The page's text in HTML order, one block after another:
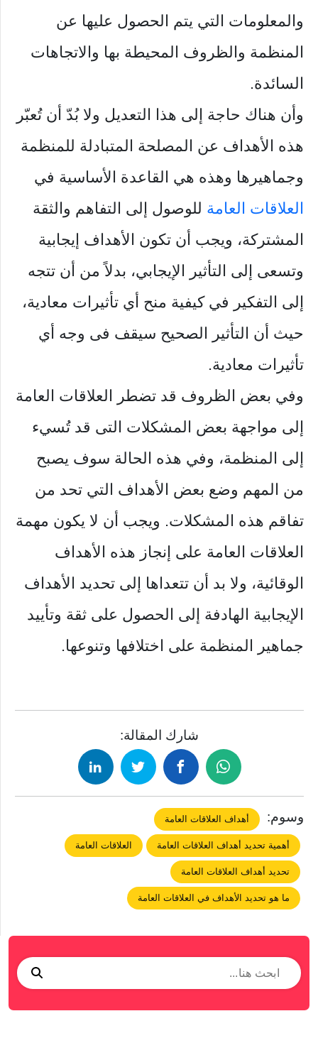
والمعلومات التي يتم الحصول عليها عن
المنظمة والظروف المحيطة بها والاتجاهات
السائدة.
وأن هناك حاجة إلى هذا التعديل ولا بُدّ أن تُعبّر
هذه الأهداف عن المصلحة المتبادلة للمنظمة
وجماهيرها وهذه هي القاعدة الأساسية في
العلاقات العامة للوصول إلى التفاهم والثقة
المشتركة، ويجب أن تكون الأهداف إيجابية
وتسعى إلى التأثير الإيجابي، بدلاً من أن تتجه
إلى التفكير في كيفية منح أي تأثيرات معادية،
حيث أن التأثير الصحيح سيقف فى وجه أي
تأثيرات معادية.
وفي بعض الظروف قد تضطر العلاقات العامة
إلى مواجهة بعض المشكلات التى قد تُسيء
إلى المنظمة، وفي هذه الحالة سوف يصبح
من المهم وضع بعض الأهداف التي تحد من
تفاقم هذه المشكلات. ويجب أن لا يكون مهمة
العلاقات العامة على إنجاز هذه الأهداف
الوقائية، ولا بد أن تتعداها إلى تحديد الأهداف
الإيجابية الهادفة إلى الحصول على ثقة وتأييد
جماهير المنظمة على اختلافها وتنوعها.
شارك المقالة:
وسوم: أهداف العلاقات العامة
أهمية تحديد أهداف العلاقات العامة العلاقات العامة
تحديد أهداف العلاقات العامة
ما هو تحديد الأهداف في العلاقات العامة